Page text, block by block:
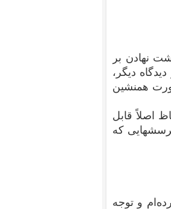
نهادن بر
دیگر،
همنشین
اصلاً قابل
که
و توجه